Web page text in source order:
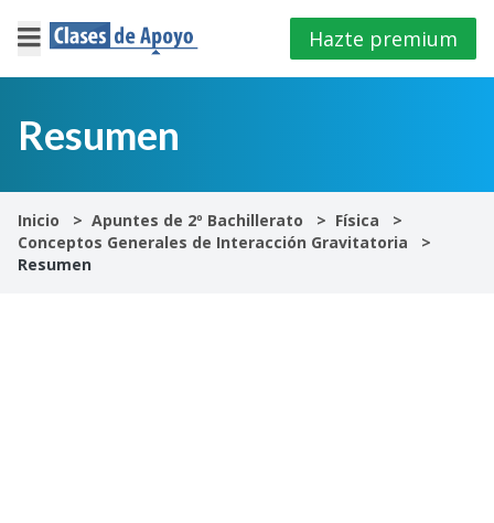
×
sesión
4º
Hazte premium
Resumen
Inicio Apuntes de 2º Bachillerato
Física
Conceptos Generales de Interacción Gravitatoria
Resumen